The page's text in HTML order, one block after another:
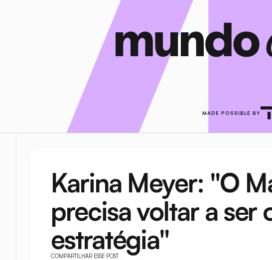
MADE POSSIBLE BY
Karina Meyer: "O
precisa voltar a ser
estratégia"
COMPARTILHAR ESSE POST